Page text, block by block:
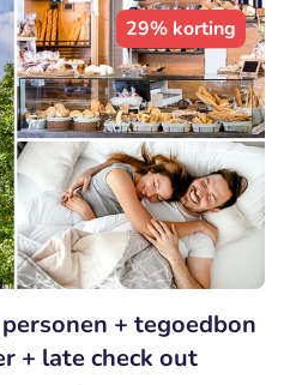
29% korting
+ tegoedbon
+ late check out